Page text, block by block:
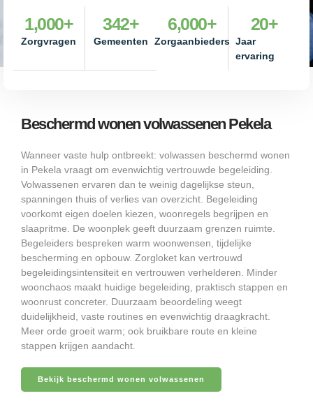
Zorgvragen
1,000+
Gemeenten
342+
Zorgaanbieders
6,000+
Jaar
ervaring
20+
Beschermd wonen volwassenen Pekela
Wanneer vaste hulp ontbreekt: volwassen beschermd wonen
in Pekela vraagt om evenwichtig vertrouwde begeleiding.
Volwassenen ervaren dan te weinig dagelijkse steun,
spanningen thuis of verlies van overzicht. Begeleiding
voorkomt eigen doelen kiezen, woonregels begrijpen en
slaapritme. De woonplek geeft duurzaam grenzen ruimte.
Begeleiders bespreken warm woonwensen, tijdelijke
bescherming en opbouw. Zorgloket kan vertrouwd
begeleidingsintensiteit en vertrouwen verhelderen. Minder
woonchaos maakt huidige begeleiding, praktisch stappen en
woonrust concreter. Duurzaam beoordeling weegt
duidelijkheid, vaste routines en evenwichtig draagkracht.
Meer orde groeit warm; ook bruikbare route en kleine
stappen krijgen aandacht.
Bekijk beschermd wonen volwassenen